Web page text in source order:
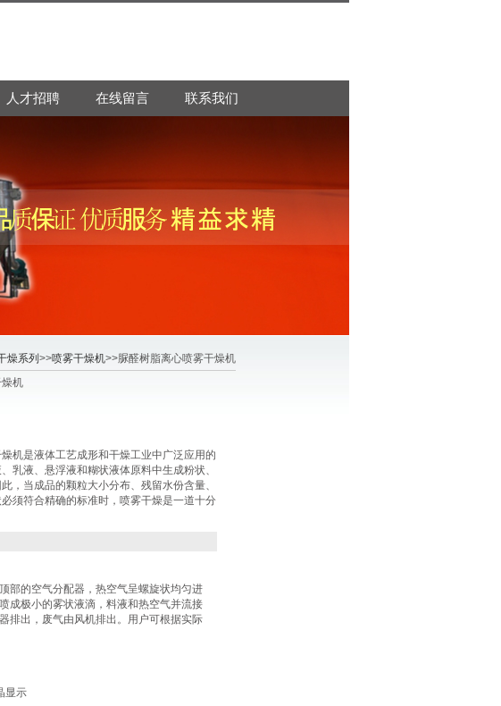
人才招聘 在线留言 联系我们
燥系列 >>喷雾干燥机>>脲醛树脂离心喷雾干燥机
机
机是液体工艺成形和干燥工业中广泛应用的
乳液、悬浮液和糊状液体原料中生成粉状、
，当成品的颗粒大小分布、残留水份含量、
须符合精确的标准时，喷雾干燥是一道十分
部的空气分配器，热空气呈螺旋状均匀进
成极小的雾状液滴，料液和热空气并流接
排出，废气由风机排出。用户可根据实际
显示